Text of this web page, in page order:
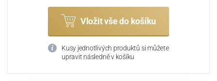
Vložit vše do košíku
Kusy jednotlivých produktů si můžete
upravit následně v košíku